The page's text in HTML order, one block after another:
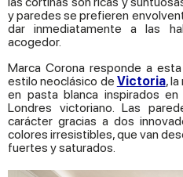
y paredes se prefieren
dar inmediatamente a las
acogedor.
Marca Corona responde a
estilo neoclásico de Victoria,
en pasta blanca inspirados
Londres victoriano. Las
carácter gracias a dos
colores irresistibles, que van
fuertes y saturados.